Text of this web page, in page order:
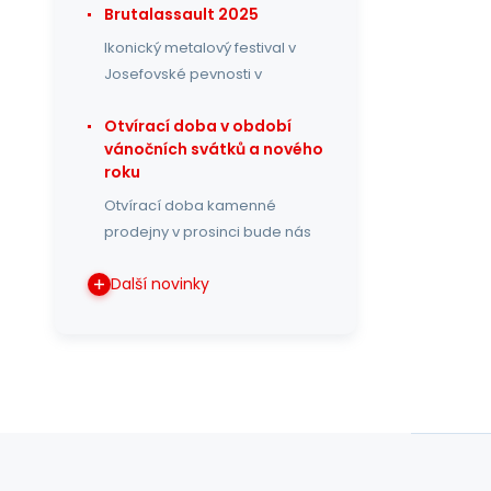
Brutalassault 2025
Ikonický metalový festival v
Josefovské pevnosti v
Otvírací doba v období
vánočních svátků a nového
roku
Otvírací doba kamenné
prodejny v prosinci bude nás
Další novinky